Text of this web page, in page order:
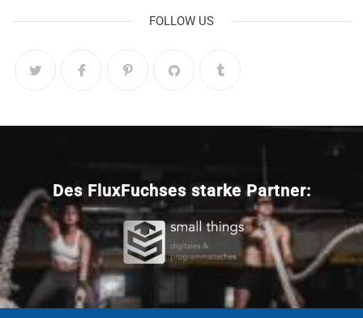
FOLLOW US
Des FluxFuchses starke Partner: